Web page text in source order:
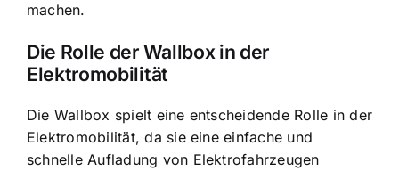
machen.
Die Rolle der Wallbox in der
Elektromobilität
Die Wallbox spielt eine entscheidende Rolle in der
Elektromobilität, da sie eine einfache und
schnelle Aufladung von Elektrofahrzeugen